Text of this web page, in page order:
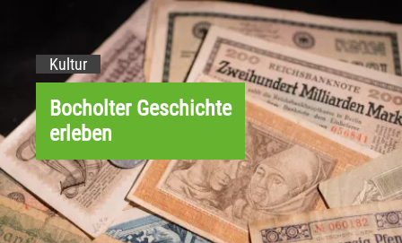
Kultur
Bocholter Geschichte
erleben